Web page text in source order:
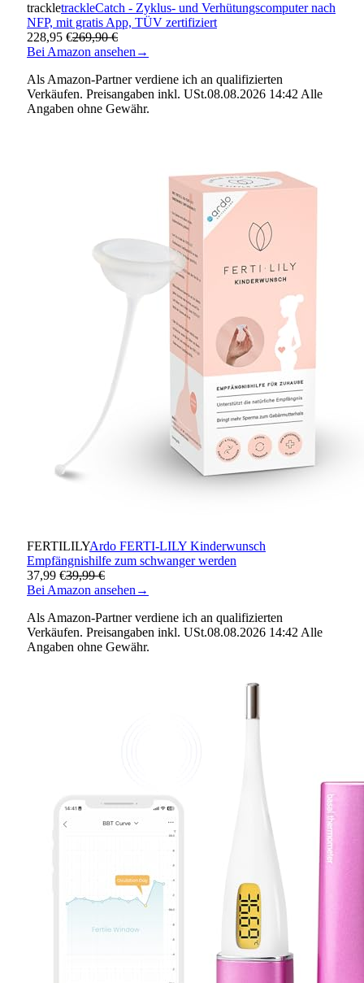
trackletrackleCatch - Zyklus- und Verhütungscomputer nach
NFP, mit gratis App, TÜV zertifiziert
228,95 €269,90 €
Bei Amazon ansehen →
Als Amazon-Partner verdiene ich an qualifizierten
Verkäufen. Preisangaben inkl. USt.08.08.2026 14:42 Alle
Angaben ohne Gewähr.
FERTILILYArdo FERTI-LILY Kinderwunsch
Empfängnishilfe zum schwanger werden
37,99 €39,99 €
Bei Amazon ansehen →
Als Amazon-Partner verdiene ich an qualifizierten
Verkäufen. Preisangaben inkl. USt.08.08.2026 14:42 Alle
Angaben ohne Gewähr.